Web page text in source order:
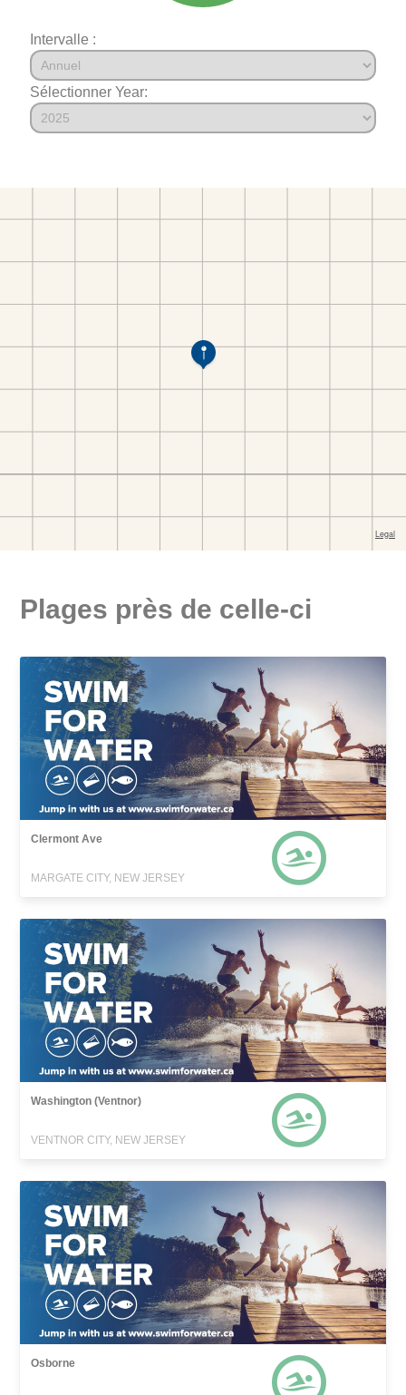
Intervalle :
Sélectionner Year:
Plages près de celle-ci
Clermont Ave
MARGATE CITY, NEW JERSEY
Washington (Ventnor)
VENTNOR CITY, NEW JERSEY
Osborne